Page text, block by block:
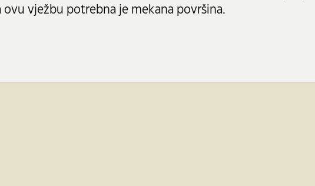
ovu vježbu potrebna je mekana površina.